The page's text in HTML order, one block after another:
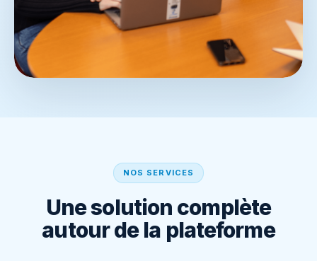
NOS SERVICES
Une solution complète
autour de la plateforme